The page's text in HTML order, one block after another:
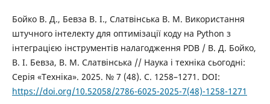
Бойко В. Д., Бевза В. І., Слатвінська В. М. Використання
штучного інтелекту для оптимізації коду на Python з
інтеграцією інструментів налагодження PDB / В. Д. Бойко,
В. І. Бевза, В. М. Слатвінська // Наука і техніка сьогодні:
Серія «Техніка». 2025. № 7 (48). С. 1258–1271. DOI:
https://doi.org/10.52058/2786-6025-2025-7(48)-1258-1271